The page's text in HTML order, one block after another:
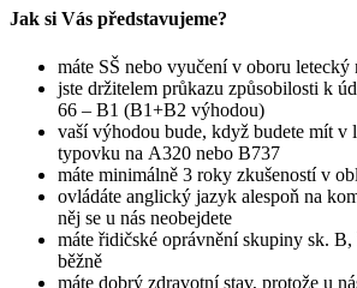
Jak si Vás představujeme?
máte SŠ nebo vyučení v oboru letecký
jste držitelem průkazu způsobilosti k
66 – B1 (B1+B2 výhodou)
vaší výhodou bude, když budete mít v
typovku na A320 nebo B737
máte minimálně 3 roky zkušeností v
ovládáte anglický jazyk alespoň na
něj se u nás neobejdete
máte řidičské oprávnění skupiny sk.
běžně
máte dobrý zdravotní stav, protože u